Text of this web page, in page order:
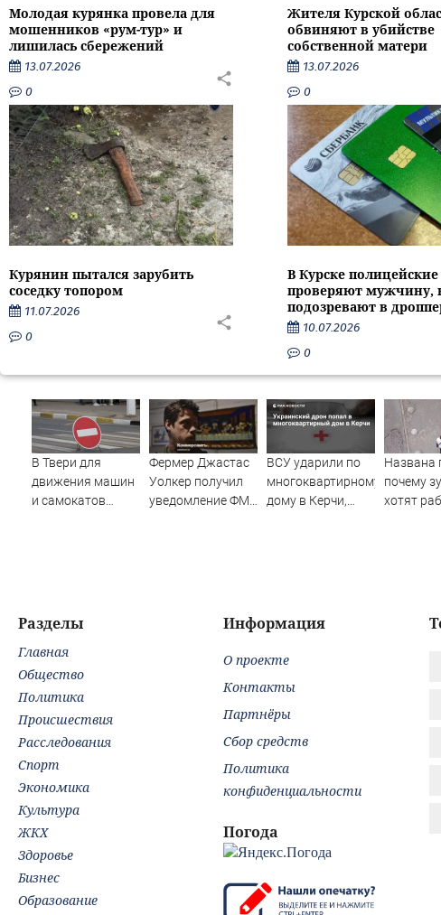
Молодая курянка провела для
мошенников «рум-тур» и
лишилась сбережений
13.07.2026
0
Жителя Курской
обвиняют в убийстве
собственной матери
13.07.2026
0
Курянин пытался зарубить
соседку топором
11.07.2026
0
В Курске полицейские
проверяют мужчину,
подозревают в
10.07.2026
0
В Твери для
движения машин
и самокатов
Фермер Джастас
Уолкер получил
уведомление ФМС
ВСУ ударили по
многоквартирному
дому в Керчи,
Названа
почему
хотят
Разделы
Главная
Общество
Политика
Происшествия
Расследования
Спорт
Экономика
Культура
ЖКХ
Здоровье
Бизнес
Образование
Информация
О проекте
Контакты
Партнёры
Сбор средств
Политика
конфиденциальности
Погода